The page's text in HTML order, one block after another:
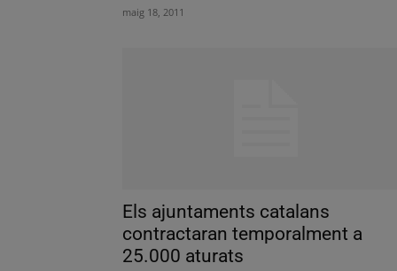
maig 18, 2011
Els ajuntaments catalans
contractaran temporalment a
25.000 aturats